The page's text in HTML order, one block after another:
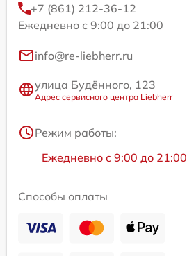
+7 (861) 212-36-12
Ежедневно с 9:00 до 21:00
info@re-liebherr.ru
улица Будённого, 123
Адрес сервисного центра Liebherr
Режим работы:
Ежедневно с 9:00 до 21:00
Способы оплаты